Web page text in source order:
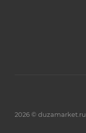
2026 © duzamarket.ru